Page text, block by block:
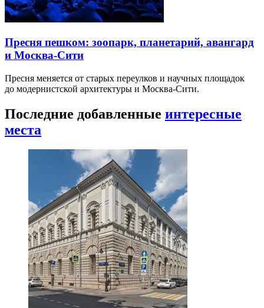
Пресня пешком: зоопарк, планетарий, авангард
и Москва-Сити
Пресня меняется от старых переулков и научных площадок
до модернистской архитектуры и Москва-Сити.
Последние добавленные интересные
места